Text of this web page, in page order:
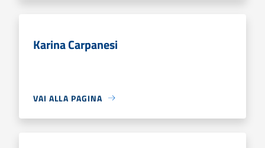
Karina Carpanesi
VAI ALLA PAGINA